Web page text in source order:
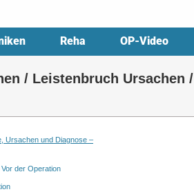
Reha OP-Video
/ Leistenbruch Ursachen /
Ursachen und Diagnose –
der Operation